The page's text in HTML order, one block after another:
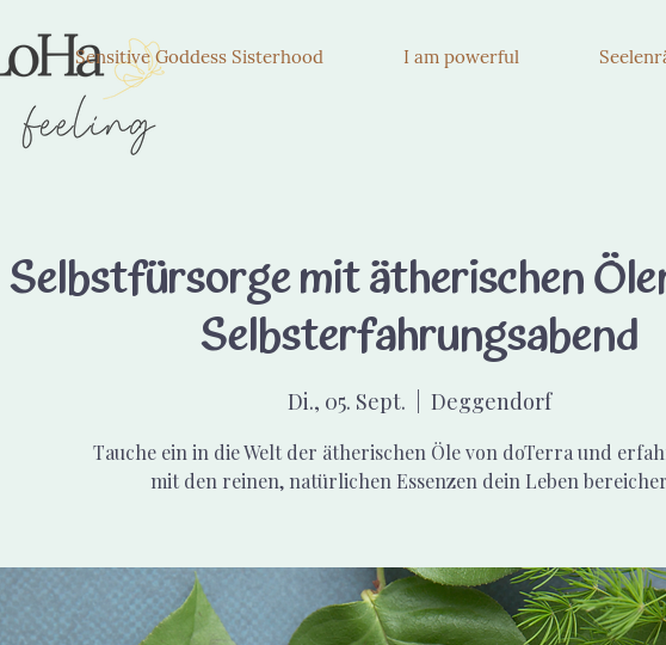
Sensitive Goddess Sisterhood I am powerful
Selbstfürsorge mit ätherischen
Selbsterfahrungsabend
Di., 05. Sept. Deggendorf
Tauche ein in die Welt der ätherischen Öle von doTerra und